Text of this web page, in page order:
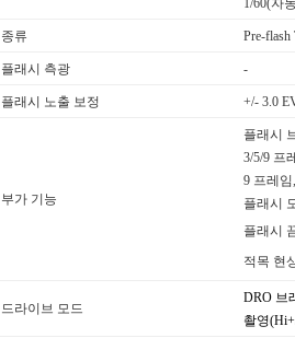
1/60(자
종류 Pre-flash
플래시 측광 -
플래시 노출 보정 +/- 3.0
부가 기능
플래시
3/5/9 프
9 프레임
플래시
플래시
적목 현
드라이브 모드
DRO 브
촬영